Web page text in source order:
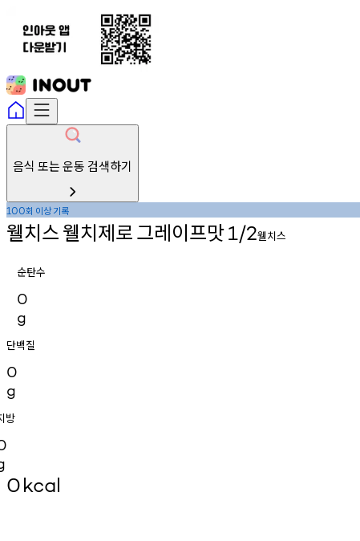
음식 또는 운동 검색하기
100회 이상기록
웰치스웰치제로그레이프맛1/2웰치스
순탄수
0
g
단백질
0
g
방
0kcal